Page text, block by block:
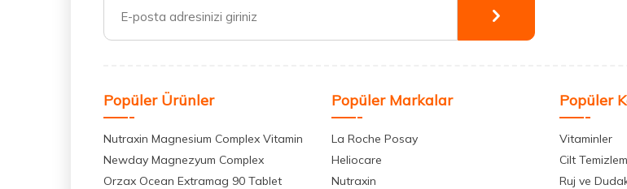
Popüler Ürünler
Nutraxin Magnesium Complex Vitamin
Newday Magnezyum Complex
Orzax Ocean Extramag 90 Tablet
Popüler Markalar
La Roche Posay
Heliocare
Nutraxin
Popüler
Vitaminler
Cilt
Ruj ve